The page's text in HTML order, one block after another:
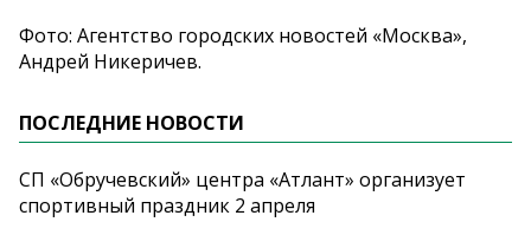
Фото: Агентство городских новостей «Москва»,
Андрей Никеричев.
ПОСЛЕДНИЕ НОВОСТИ
СП «Обручевский» центра «Атлант» организует
спортивный праздник 2 апреля